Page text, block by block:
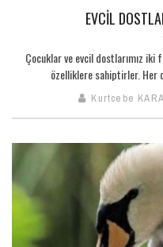
EVCIL
Çocuklar ve evcil dostlarımız
özelliklere sahiptirler. Her
Kurtcebe KARA